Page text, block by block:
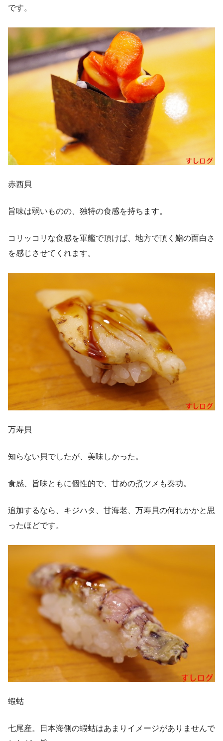
です。
赤西貝
旨味は弱いものの、独特の食感を持ちます。
コリッコリな食感を軍艦で頂けば、地方で頂く鮨の面白さ
を感じさせてくれます。
万寿貝
知らない貝でしたが、美味しかった。
食感、旨味ともに個性的で、甘めの煮ツメも奏功。
追加するなら、キジハタ、甘海老、万寿貝の何れかかと思
ったほどです。
蝦蛄
七尾産。日本海側の蝦蛄はあまりイメージがありませんで